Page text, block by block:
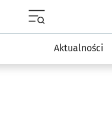
Aktualności